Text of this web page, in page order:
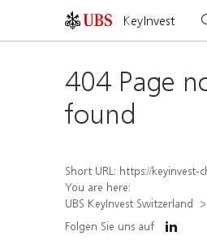
KeyInvest
404 Page
found
Short URL: https://keyinvest-ch.ubs.com/
You are here:
UBS KeyInvest Switzerland
Folgen Sie uns auf